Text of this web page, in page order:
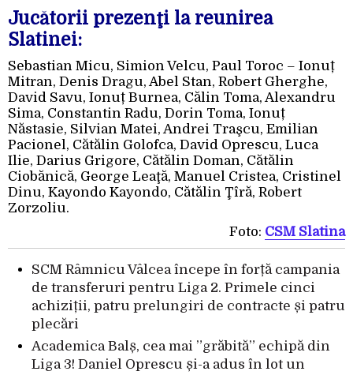
Jucătorii prezenţi la reunirea
Slatinei:
Sebastian Micu, Simion Velcu, Paul Toroc – Ionuț
Mitran, Denis Dragu, Abel Stan, Robert Gherghe,
David Savu, Ionuț Burnea, Călin Toma, Alexandru
Sima, Constantin Radu, Dorin Toma, Ionuț
Năstasie, Silvian Matei, Andrei Traşcu, Emilian
Pacionel, Cătălin Golofca, David Oprescu, Luca
Ilie, Darius Grigore, Cătălin Doman, Cătălin
Ciobănică, George Leaţă, Manuel Cristea, Cristinel
Dinu, Kayondo Kayondo, Cătălin Ţîră, Robert
Zorzoliu.
Foto: CSM Slatina
SCM Râmnicu Vâlcea începe în forță campania
de transferuri pentru Liga 2. Primele cinci
achiziții, patru prelungiri de contracte și patru
plecări
Academica Balș, cea mai ”grăbită” echipă din
Liga 3! Daniel Oprescu și-a adus în lot un